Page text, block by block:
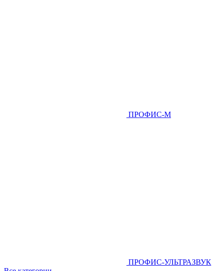
ПРОФИС-М
ПРОФИС-УЛЬТРАЗВУК